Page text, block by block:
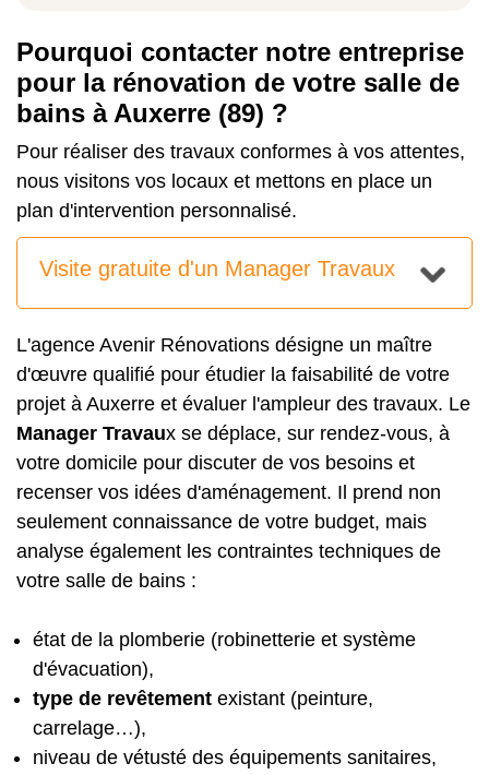
Pourquoi contacter notre entreprise
pour la rénovation de votre salle de
bains à Auxerre (89) ?
Pour réaliser des travaux conformes à vos attentes,
nous visitons vos locaux et mettons en place un
plan d'intervention personnalisé.
Visite gratuite d'un Manager Travaux
L'agence Avenir Rénovations désigne un maître
d'œuvre qualifié pour étudier la faisabilité de votre
projet à Auxerre et évaluer l'ampleur des travaux. Le
Manager Travaux se déplace, sur rendez-vous, à
votre domicile pour discuter de vos besoins et
recenser vos idées d'aménagement. Il prend non
seulement connaissance de votre budget, mais
analyse également les contraintes techniques de
votre salle de bains :
état de la plomberie (robinetterie et système
d'évacuation),
type de revêtement existant (peinture,
carrelage…),
niveau de vétusté des équipements sanitaires,